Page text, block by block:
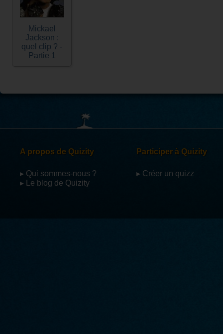
Mickael
Jackson :
quel clip ? -
Partie 1
A propos de Quizity
▸ Qui sommes-nous ?
▸ Le blog de Quizity
Participer à Quizity
▸ Créer un quizz